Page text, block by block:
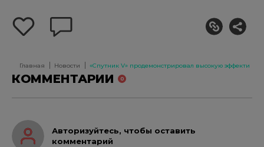
добавить
себе
Главная Новости «Спутник V» продемонстрировал высокую
КОММЕНТАРИИ 0
Авторизуйтесь, чтобы оставить
комментарий